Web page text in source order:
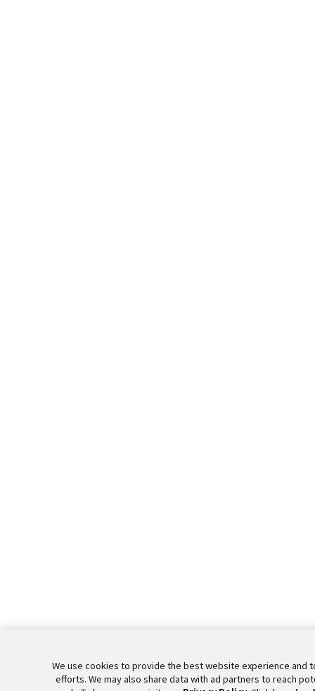
We use cookies to provide the best website experience and
efforts. We may also share data with ad partners to reach